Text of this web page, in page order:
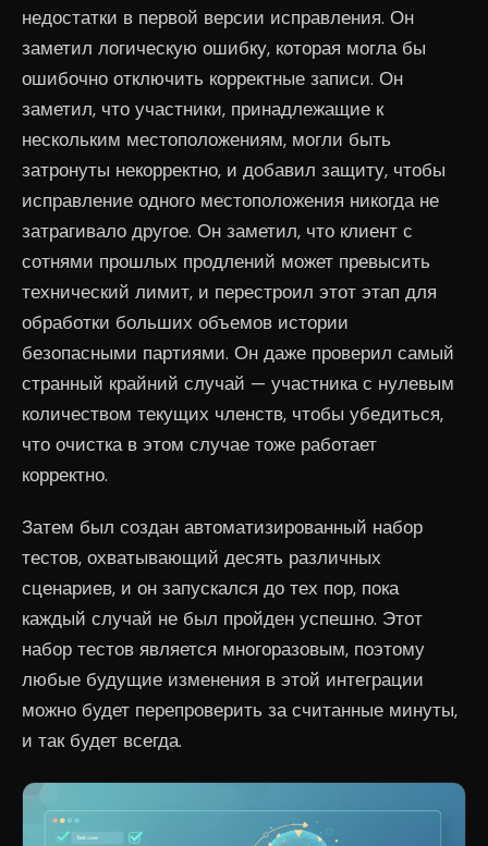
недостатки в первой версии исправления. Он
заметил логическую ошибку, которая могла бы
ошибочно отключить корректные записи. Он
заметил, что участники, принадлежащие к
нескольким местоположениям, могли быть
затронуты некорректно, и добавил защиту, чтобы
исправление одного местоположения никогда не
затрагивало другое. Он заметил, что клиент с
сотнями прошлых продлений может превысить
технический лимит, и перестроил этот этап для
обработки больших объемов истории
безопасными партиями. Он даже проверил самый
странный крайний случай — участника с нулевым
количеством текущих членств, чтобы убедиться,
что очистка в этом случае тоже работает
корректно.
Затем был создан автоматизированный набор
тестов, охватывающий десять различных
сценариев, и он запускался до тех пор, пока
каждый случай не был пройден успешно. Этот
набор тестов является многоразовым, поэтому
любые будущие изменения в этой интеграции
можно будет перепроверить за считанные минуты,
и так будет всегда.